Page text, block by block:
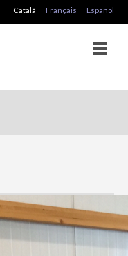
Català Français Español